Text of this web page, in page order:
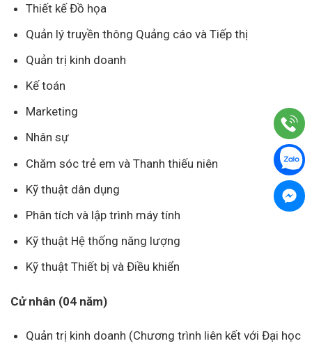
Thiết kế Đồ họa
Quản lý truyền thông Quảng cáo và Tiếp thị
Quản trị kinh doanh
Kế toán
Marketing
Nhân sự
Chăm sóc trẻ em và Thanh thiếu niên
Kỹ thuật dân dụng
Phân tích và lập trình máy tính
Kỹ thuật Hệ thống năng lượng
Kỹ thuật Thiết bị và Điều khiển
Cử nhân (04 năm)
Quản trị kinh doanh (Chương trình liên kết với Đại học